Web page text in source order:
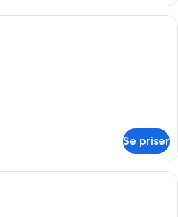
Ett hotellrum med en säng, ett
Se priser
Ett hotellrum med en säng, ett